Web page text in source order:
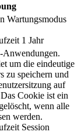
Wartungsmodus
1 Jahr
Anwendungen.
um die eindeutige
zu speichern und
auf
Cookie ist ein
wenn alle
werden.
Session